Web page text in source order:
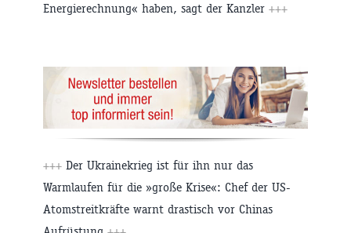
Energierechnung« haben, sagt der Kanzler +++
+++ Der Ukrainekrieg ist für ihn nur das
Warmlaufen für die »große Krise«: Chef der US-
Atomstreitkräfte warnt drastisch vor Chinas